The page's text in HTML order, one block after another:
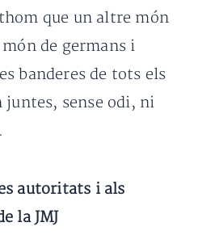
que un altre món
de germans i
banderes de tots els
juntes, sense odi, ni
autoritats i als
la JMJ